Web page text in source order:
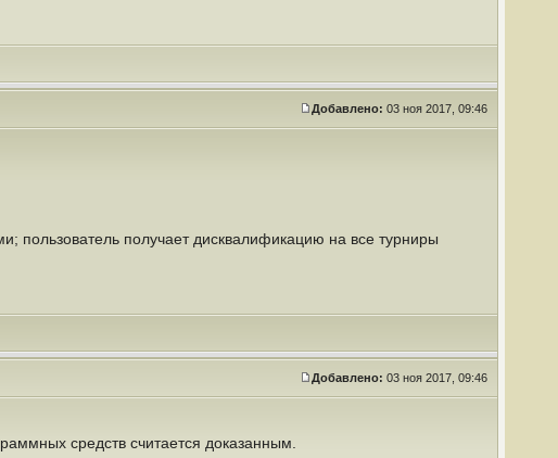
Добавлено: 03 ноя 2017, 09:46
пользователь получает дисквалификацию на все турниры
Добавлено: 03 ноя 2017, 09:46
средств считается доказанным.